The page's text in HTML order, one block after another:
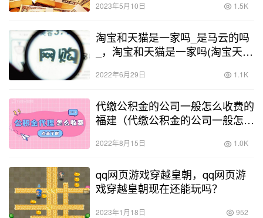
2023年5月10日 1.5K
淘宝和天猫是一家吗_是马云的吗
_，淘宝和天猫是一家吗(淘宝天猫
2022年6月29日 1.1K
代缴公积金的公司一般怎么收费的
福建（代缴公积金的公司一般怎么
2022年8月15日 1.0K
qq网页游戏穿越皇朝，qq网页游
戏穿越皇朝现在还能玩吗？
2023年1月18日 952